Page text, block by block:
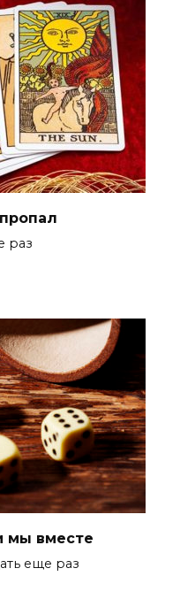
раз
мы вместе
еще раз